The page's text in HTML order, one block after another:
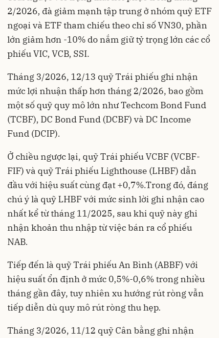
2/2026, đà giảm mạnh tập trung ở nhóm quỹ ETF
ngoại và ETF tham chiếu theo chỉ số VN30, phần
lớn giảm hơn -10% do nắm giữ tỷ trọng lớn các cổ
phiếu VIC, VCB, SSI.
Tháng 3/2026, 12/13 quỹ Trái phiếu ghi nhận
mức lợi nhuận thấp hơn tháng 2/2026, bao gồm
một số quỹ quy mô lớn như Techcom Bond Fund
(TCBF), DC Bond Fund (DCBF) và DC Income
Fund (DCIP).
Ở chiều ngược lại, quỹ Trái phiếu VCBF (VCBF-
FIF) và quỹ Trái phiếu Lighthouse (LHBF) dẫn
đầu với hiệu suất cùng đạt +0,7%.Trong đó, đáng
chú ý là quỹ LHBF với mức sinh lời ghi nhận cao
nhất kể từ tháng 11/2025, sau khi quỹ này ghi
nhận khoản thu nhập từ việc bán ra cổ phiếu
NAB.
Tiếp đến là quỹ Trái phiếu An Bình (ABBF) với
hiệu suất ổn định ở mức 0,5%-0,6% trong nhiều
tháng gần đây, tuy nhiên xu hướng rút ròng vẫn
tiếp diễn dù quy mô rút ròng thu hẹp.
Tháng 3/2026, 11/12 quỹ Cân bằng ghi nhận